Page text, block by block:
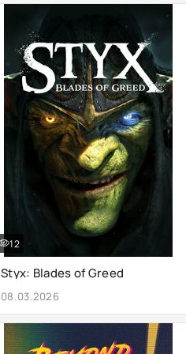
Styx: Blades of Greed
08.03.2026
12